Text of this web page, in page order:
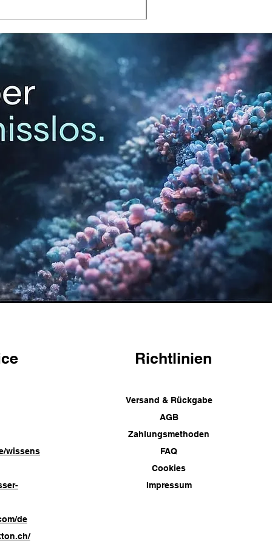
wissens
de
Richtlinien
Versand & Rückgabe
AGB
Zahlungsmethoden
FAQ
Cookies
Impressum